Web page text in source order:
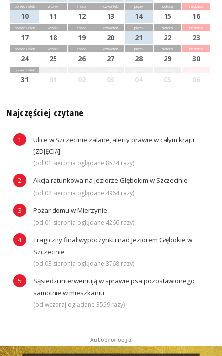
poniedziałek
10
wtorek
11
środa
12
czwartek
13
piątek
14
sobota
15
niedziela
16
poniedziałek
17
wtorek
18
środa
19
czwartek
20
piątek
21
sobota
22
niedziela
23
poniedziałek
24
wtorek
25
środa
26
czwartek
27
piątek
28
sobota
29
niedziela
30
poniedziałek
31 01 02 03 04 05 06
Najczęściej czytane
Ulice w Szczecinie zalane, alerty prawie w całym kraju
[ZDJĘCIA]
(od 01 sierpnia oglądane 8524 razy)
Akcja ratunkowa na jeziorze Głębokim w Szczecinie
(od 02 sierpnia oglądane 4964 razy)
Pożar domu w Mierzynie
(od 01 sierpnia oglądane 4266 razy)
Tragiczny finał wypoczynku nad Jeziorem Głębokie w
Szczecinie
(od 03 sierpnia oglądane 3768 razy)
Sąsiedzi interweniują w sprawie psa pozostawionego
samotnie w mieszkaniu
(od wczoraj oglądane 3559 razy)
Autopromocja